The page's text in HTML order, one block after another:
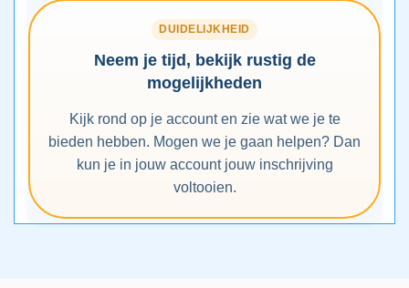
DUIDELIJKHEID
Neem je tijd, bekijk rustig de
mogelijkheden
Kijk rond op je account en zie wat we je te
bieden hebben. Mogen we je gaan helpen? Dan
kun je in jouw account jouw inschrijving
voltooien.